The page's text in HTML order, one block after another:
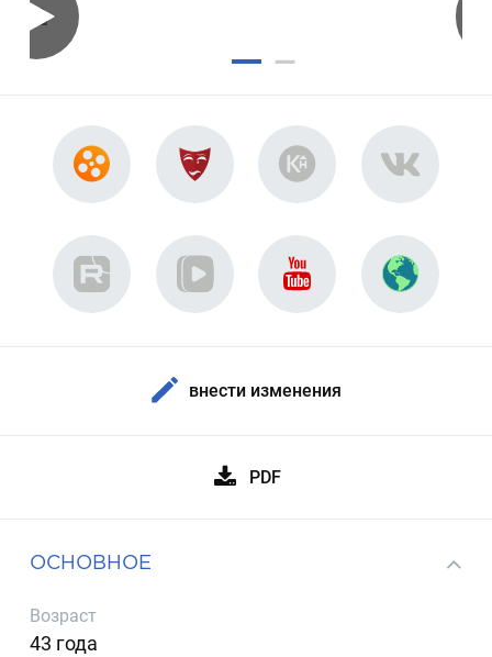
внести изменения
PDF
ОСНОВНОЕ
Возраст
43 года